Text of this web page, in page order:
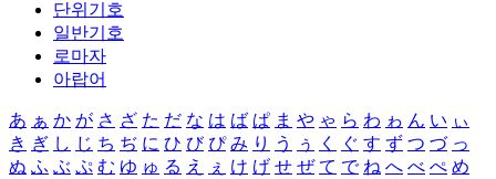
단위기호
일반기호
로마자
아랍어
あ ぁ か が さ ざ た だ な は ば ぱ ま や ゃ ら わ ゎ ん い ぃ
き ぎ し じ ち ぢ に ひ び ぴ み り う ぅ く ぐ す ず つ づ っ
ぬ ふ ぶ ぷ む ゆ ゅ る え ぇ け げ せ ぜ て で ね へ べ ぺ め